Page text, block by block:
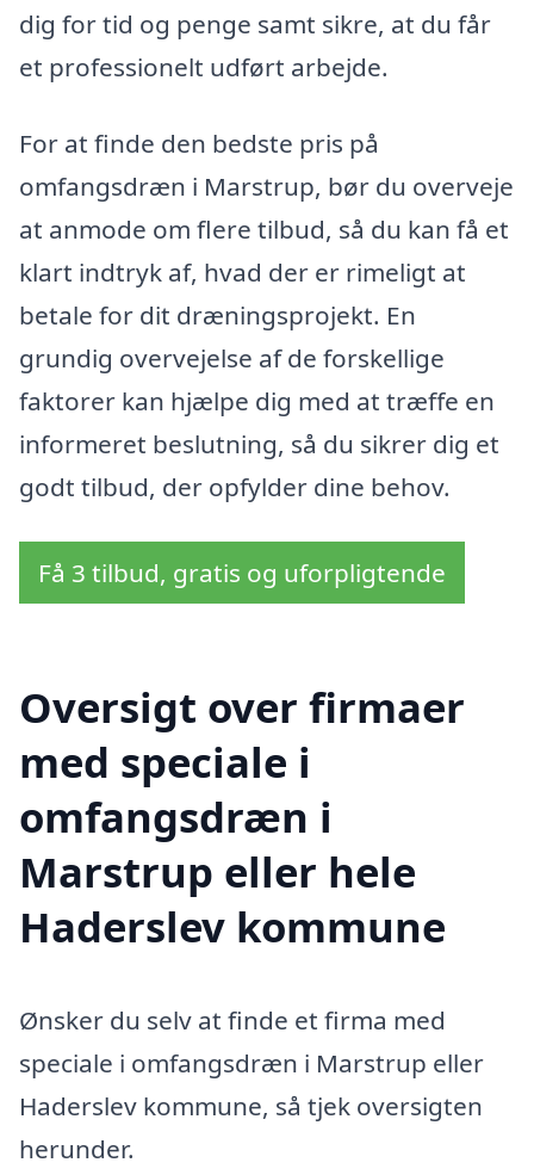
dig for tid og penge samt sikre, at du får
et professionelt udført arbejde.
For at finde den bedste pris på
omfangsdræn i Marstrup, bør du overveje
at anmode om flere tilbud, så du kan få et
klart indtryk af, hvad der er rimeligt at
betale for dit dræningsprojekt. En
grundig overvejelse af de forskellige
faktorer kan hjælpe dig med at træffe en
informeret beslutning, så du sikrer dig et
godt tilbud, der opfylder dine behov.
Få 3 tilbud, gratis og uforpligtende
Oversigt over firmaer
med speciale i
omfangsdræn i
Marstrup eller hele
Haderslev kommune
Ønsker du selv at finde et firma med
speciale i omfangsdræn i Marstrup eller
Haderslev kommune, så tjek oversigten
herunder.